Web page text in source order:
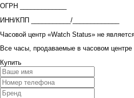
ОГРН _____________
ИНН/КПП ___________/_____________
Часовой центр «Watch Status» не
Все часы, продаваемые в часовом
Купить